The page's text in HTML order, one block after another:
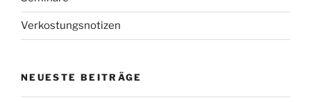
Verkostungsnotizen
NEUESTE BEITRÄGE